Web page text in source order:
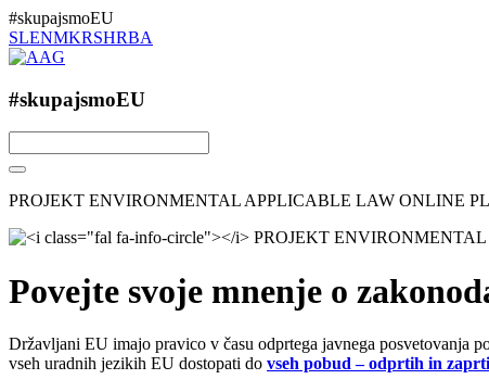
#skupajsmoEU
SLENMKRSHRBA
#skupajsmoEU
PROJEKT ENVIRONMENTAL APPLICABLE LAW ONLINE
Povejte svoje mnenje o
Državljani EU imajo pravico v času odprtega javnega posvetovanja
vseh uradnih jezikih EU dostopati do vseh pobud – odprtih in